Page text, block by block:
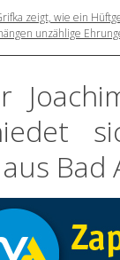
zeigt, wie ein
unzählige
Bad